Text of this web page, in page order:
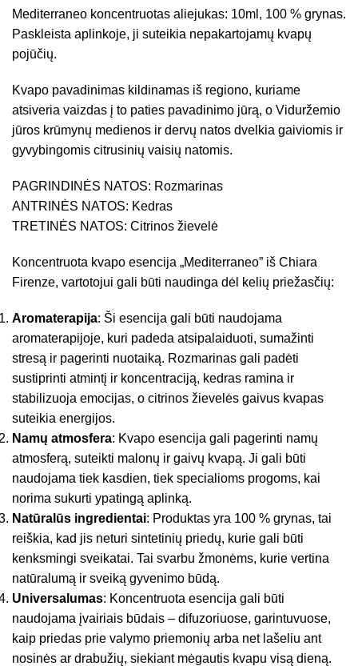
Mediterraneo koncentruotas aliejukas: 10ml, 100 % grynas.
Paskleista aplinkoje, ji suteikia nepakartojamų kvapų
pojūčių.
Kvapo pavadinimas kildinamas iš regiono, kuriame
atsiveria vaizdas į to paties pavadinimo jūrą, o Viduržemio
jūros krūmynų medienos ir dervų natos dvelkia gaiviomis ir
gyvybingomis citrusinių vaisių natomis.
PAGRINDINĖS NATOS: Rozmarinas
ANTRINĖS NATOS: Kedras
TRETINĖS NATOS: Citrinos žievelė
Koncentruota kvapo esencija „Mediterraneo” iš Chiara
Firenze, vartotojui gali būti naudinga dėl kelių priežasčių:
Aromaterapija: Ši esencija gali būti naudojama
aromaterapijoje, kuri padeda atsipalaiduoti, sumažinti
stresą ir pagerinti nuotaiką. Rozmarinas gali padėti
sustiprinti atmintį ir koncentraciją, kedras ramina ir
stabilizuoja emocijas, o citrinos žievelės gaivus kvapas
suteikia energijos.
Namų atmosfera: Kvapo esencija gali pagerinti namų
atmosferą, suteikti malonų ir gaivų kvapą. Ji gali būti
naudojama tiek kasdien, tiek specialioms progoms, kai
norima sukurti ypatingą aplinką.
Natūralūs ingredientai: Produktas yra 100 % grynas, tai
reiškia, kad jis neturi sintetinių priedų, kurie gali būti
kenksmingi sveikatai. Tai svarbu žmonėms, kurie vertina
natūralumą ir sveiką gyvenimo būdą.
Universalumas: Koncentruota esencija gali būti
naudojama įvairiais būdais – difuzoriuose, garintuvuose,
kaip priedas prie valymo priemonių arba net lašeliu ant
nosinės ar drabužių, siekiant mėgautis kvapu visą dieną.